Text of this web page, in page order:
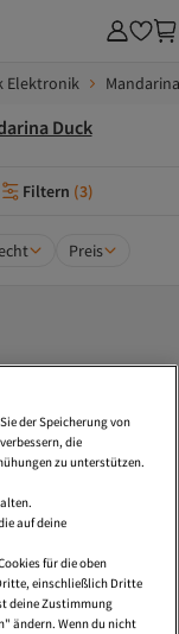
Elektronik
Duck
Filtern (3)
Preis
der Speicherung von
die
zu unterstützen.
auf deine
für die oben
einschließlich Dritte
deine Zustimmung
ändern. Wenn du nicht